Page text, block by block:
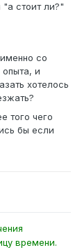
"а стоит ли?"
со
и
хотелось
того чего
бы если
времени.